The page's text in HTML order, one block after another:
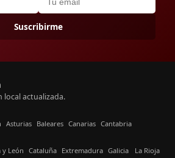
Suscribirme
local actualizada.
Asturias Baleares Canarias Cantabria
y León Cataluña Extremadura Galicia La Rioja